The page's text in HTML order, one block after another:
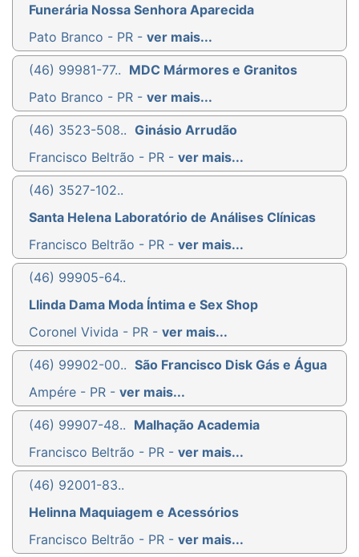
Funerária Nossa Senhora Aparecida
Pato Branco - PR - ver mais...
(46) 99981-77.. MDC Mármores e Granitos
Pato Branco - PR - ver mais...
(46) 3523-508.. Ginásio Arrudão
Francisco Beltrão - PR - ver mais...
(46) 3527-102..
Santa Helena Laboratório de Análises Clínicas
Francisco Beltrão - PR - ver mais...
(46) 99905-64..
Llinda Dama Moda Íntima e Sex Shop
Coronel Vivida - PR - ver mais...
(46) 99902-00.. São Francisco Disk Gás e Água
Ampére - PR - ver mais...
(46) 99907-48.. Malhação Academia
Francisco Beltrão - PR - ver mais...
(46) 92001-83..
Helinna Maquiagem e Acessórios
Francisco Beltrão - PR - ver mais...